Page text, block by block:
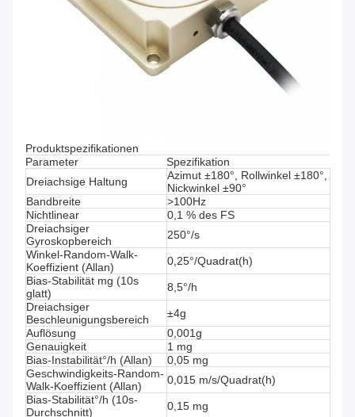
Produktspezifikationen
Parameter
Spezifikation
Dreiachsige Haltung
Azimut ±180°, Rollwinkel ±180°,
Nickwinkel ±90°
Bandbreite
>100Hz
Nichtlinear
0,1 % des FS
Dreiachsiger
Gyroskopbereich
250°/s
Winkel-Random-Walk-
Koeffizient (Allan)
0,25°/Quadrat(h)
Bias-Stabilität mg (10s
glatt)
8,5°/h
Dreiachsiger
Beschleunigungsbereich
±4g
Auflösung
0,001g
Genauigkeit
1 mg
Bias-Instabilität°/h (Allan)
0,05 mg
Geschwindigkeits-Random-
Walk-Koeffizient (Allan)
0,015 m/s/Quadrat(h)
Bias-Stabilität°/h (10s-
Durchschnitt)
0,15 mg